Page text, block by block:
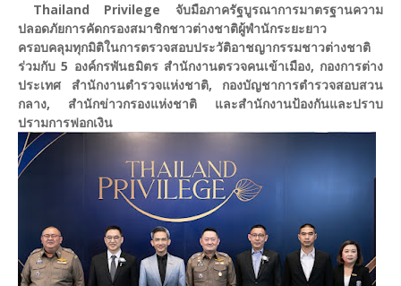
Thailand Privilege จับมือภาครัฐบูรณาการมาตรฐานความ
ปลอดภัยการคัดกรองสมาชิกชาวต่างชาติผู้พำนักระยะยาว
ครอบคลุมทุกมิติในการตรวจสอบประวัติอาชญากรรมชาวต่างชาติ
ร่วมกับ 5 องค์กรพันธมิตร สำนักงานตรวจคนเข้าเมือง, กองการต่าง
ประเทศ สำนักงานตำรวจแห่งชาติ, กองบัญชาการตำรวจสอบสวน
กลาง, สำนักข่าวกรองแห่งชาติ และสำนักงานป้องกันและปราบ
ปรามการฟอกเงิน